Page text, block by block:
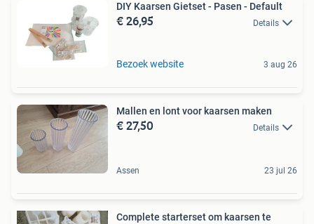
DIY Kaarsen Gietset - Pasen - Default
€ 26,95 Details
Bezoek website 3 aug 26
Mallen en lont voor kaarsen maken
€ 27,50 Details
Assen 23 jul 26
Complete starterset om kaarsen te